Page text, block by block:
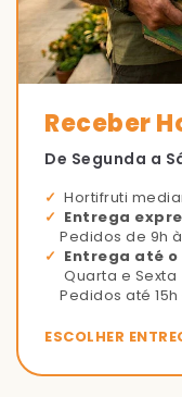
Receber
De Segunda a
Hortifruti
Entrega
Pedidos de 9h
Entrega até
Quarta e Sexta
Pedidos até
ESCOLHER